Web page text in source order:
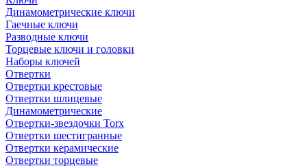
Динамометрические ключи
Гаечные ключи
Разводные ключи
Торцевые ключи и головки
Наборы ключей
Отвертки
Отвертки крестовые
Отвертки шлицевые
Динамометрические
Отвертки-звездочки Torx
Отвертки шестигранные
Отвертки керамические
Отвертки торцевые